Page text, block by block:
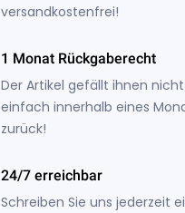
versandkostenfrei!
1 Monat Rückgaberecht
Der Artikel gefällt ihnen
einfach innerhalb eines
zurück!
24/7 erreichbar
Schreiben Sie uns jederzeit